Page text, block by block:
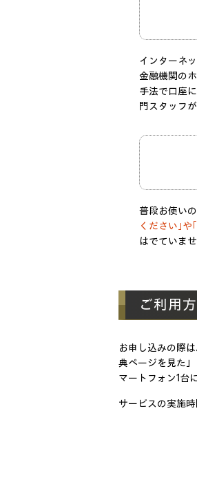
インターネ
金融機関の
手法で口座
門スタッフ
普段お使い
ください｣や
はでていま
ご利用
お申し込みの際
典ページを見た
マートフォン1台
サービスの実施